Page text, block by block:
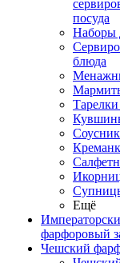
посуда
Наборы
блюда
Тарелки
Ещё
фарфоровый
Чешский